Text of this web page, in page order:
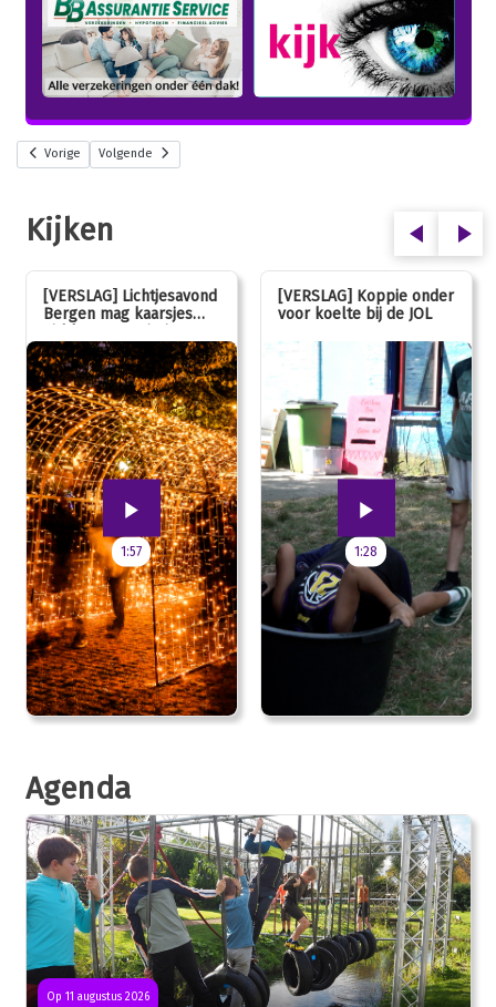
Vorige Volgende
Kijken
[VERSLAG] Lichtjesavond
Bergen mag kaarsjes
jubileum!
1:57
[VERSLAG] Koppie onder
voor koelte bij de JOL
1:28
Agenda
Op 11 augustus 2026